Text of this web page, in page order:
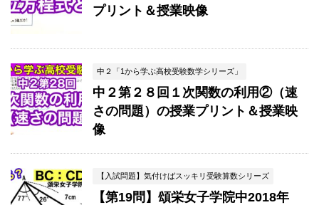
プリント＆授業映像
中２「1から学ぶ高校受験数学シリーズ」
中２第２８回１次関数の利用②（速
さの問題）の授業プリント＆授業映
像
【入試問題】気付けばスッキリ受験算数シリーズ
【第19問】頌栄女子学院中2018年